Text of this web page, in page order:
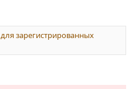
зарегистрированных